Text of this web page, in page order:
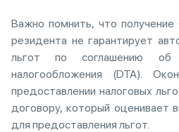
Важно помнить, что
резидента не гарантирует
льгот по соглашению об
налогообложения (DTA).
предоставлении налоговых
договору, который оценивает
для предоставления льгот.